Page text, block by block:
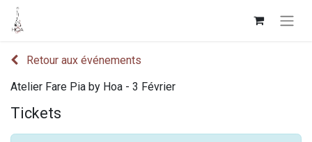
Retour aux événements
Atelier Fare Pia by Hoa - 3 Février
Tickets